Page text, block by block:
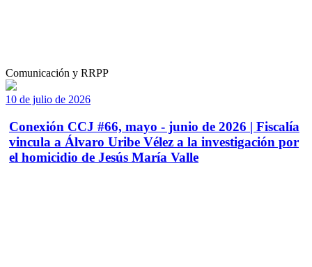
Comunicación y RRPP
10 de julio de 2026
Conexión CCJ #66, mayo - junio de 2026 | Fiscalía
vincula a Álvaro Uribe Vélez a la investigación por
el homicidio de Jesús María Valle